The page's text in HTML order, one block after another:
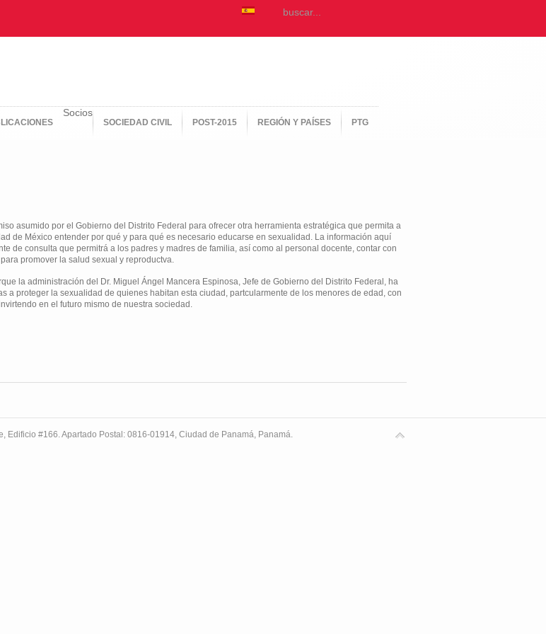
Socios
SOCIEDAD CIVIL POST-2015 REGIÓN Y PAÍSES PTG
asumido por el Gobierno del Distrito Federal para ofrecer otra herramienta estratégica que permita a
de México entender por qué y para qué es necesario educarse en sexualidad. La información aquí
de consulta que permitrá a los padres y madres de familia, así como al personal docente, contar con
promover la salud sexual y reproductva.
la administración del Dr. Miguel Ángel Mancera Espinosa, Jefe de Gobierno del Distrito Federal, ha
a proteger la sexualidad de quienes habitan esta ciudad, partcularmente de los menores de edad, con
en el futuro mismo de nuestra sociedad.
Edificio #166. Apartado Postal: 0816-01914, Ciudad de Panamá, Panamá.